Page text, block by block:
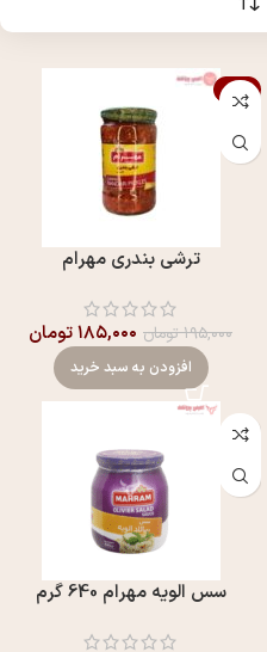
-5%
ترشی بندری مهرام
۱۹۵,۰۰۰تومان ۱۸۵,۰۰۰تومان
افزودن به سبد خرید
سس الويه مهرام 640 گرم